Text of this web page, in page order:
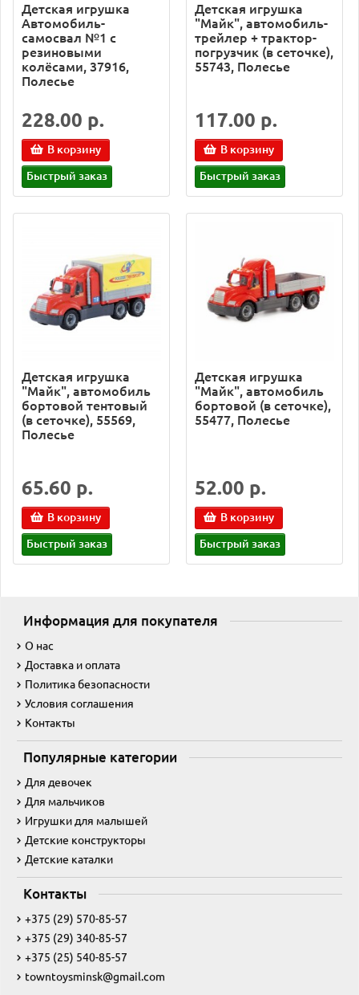
Детская игрушка
Автомобиль-
самосвал №1 с
резиновыми
колёсами, 37916,
Полесье
228.00 р.
В корзину
Быстрый заказ
Детская игрушка
"Майк", автомобиль-
трейлер + трактор-
погрузчик (в сеточке),
55743, Полесье
117.00 р.
В корзину
Быстрый заказ
Детская игрушка
"Майк", автомобиль
бортовой тентовый
(в сеточке), 55569,
Полесье
65.60 р.
В корзину
Быстрый заказ
Детская игрушка
"Майк", автомобиль
бортовой (в сеточке),
55477, Полесье
52.00 р.
В корзину
Быстрый заказ
Информация для покупателя
О нас
Доставка и оплата
Политика безопасности
Условия соглашения
Контакты
Популярные категории
Для девочек
Для мальчиков
Игрушки для малышей
Детские конструкторы
Детские каталки
Контакты
+375 (29) 570-85-57
+375 (29) 340-85-57
+375 (25) 540-85-57
towntoysminsk@gmail.com